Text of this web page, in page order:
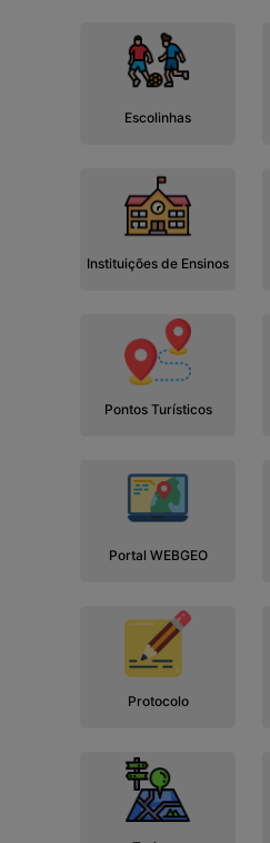
Escolinhas
Instituições de Ensinos
Pontos Turísticos
Portal WEBGEO
Protocolo